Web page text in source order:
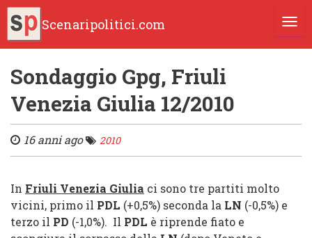
Scenaripolitici.com
Sondaggio Gpg, Friuli
Venezia Giulia 12/2010
16 anni ago 2010
In Friuli Venezia Giulia ci sono tre partiti molto
vicini, primo il PDL (+0,5%) seconda la LN (-0,5%) e
terzo il PD (-1,0%). Il PDL è riprende fiato e